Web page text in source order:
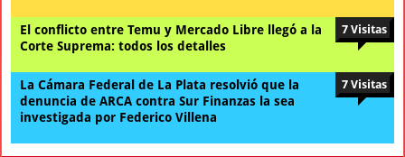
El conflicto entre Temu y Mercado Libre llegó a la
Corte Suprema: todos los detalles
7 Visitas
La Cámara Federal de La Plata resolvió que la
denuncia de ARCA contra Sur Finanzas la sea
investigada por Federico Villena
7 Visitas